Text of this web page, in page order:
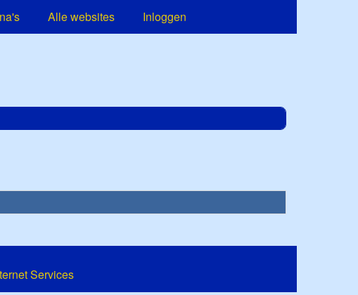
Alle websites Inloggen
Services